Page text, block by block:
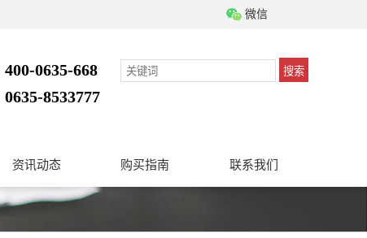
微信
400-0635-668
0635-8533777
搜索
资讯动态 购买指南 联系我们